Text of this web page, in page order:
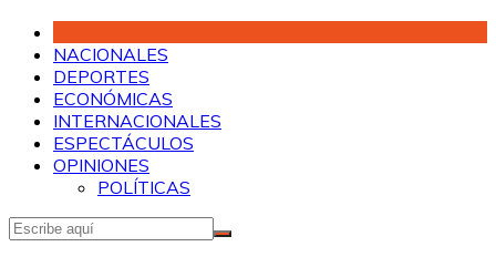
NACIONALES
DEPORTES
ECONÓMICAS
INTERNACIONALES
ESPECTÁCULOS
OPINIONES
POLÍTICAS